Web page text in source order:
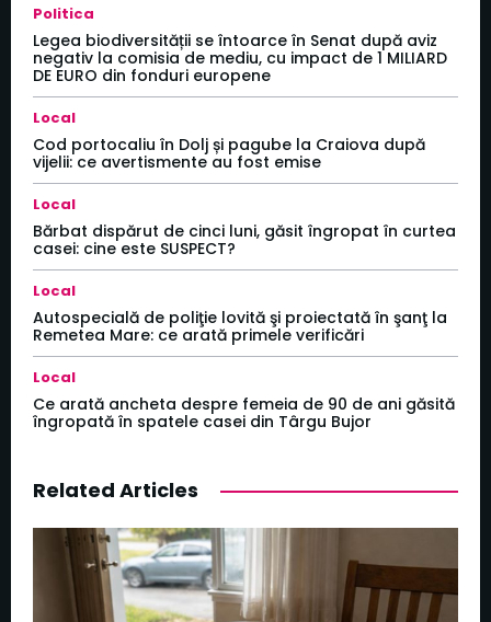
Politica
Legea biodiversității se întoarce în Senat după aviz
negativ la comisia de mediu, cu impact de 1 MILIARD
DE EURO din fonduri europene
Local
Cod portocaliu în Dolj și pagube la Craiova după
vijelii: ce avertismente au fost emise
Local
Bărbat dispărut de cinci luni, găsit îngropat în curtea
casei: cine este SUSPECT?
Local
Autospecială de poliţie lovită şi proiectată în şanţ la
Remetea Mare: ce arată primele verificări
Local
Ce arată ancheta despre femeia de 90 de ani găsită
îngropată în spatele casei din Târgu Bujor
Related Articles